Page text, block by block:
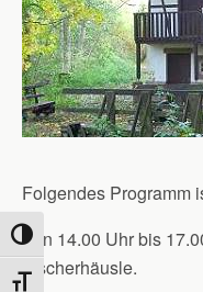
Umschalten auf hohe
Schrift vergrößern
Folgendes Programm
Von 14.00 Uhr bis
Fischerhäusle.